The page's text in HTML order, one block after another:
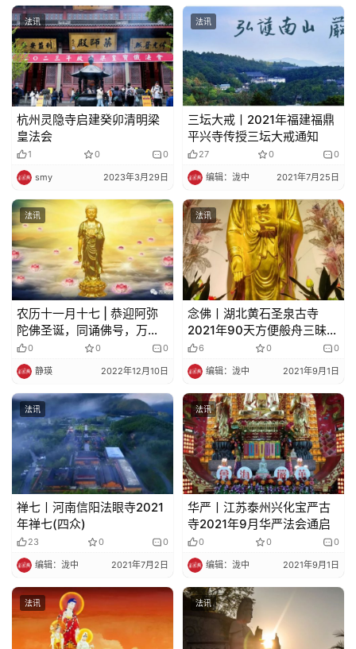
法讯
杭州灵隐寺启建癸卯清明梁
皇法会
1 0 0
smy 2023年3月29日
法讯
三坛大戒丨2021年福建福鼎
平兴寺传授三坛大戒通知
27 0 0
编辑：泷中 2021年7月25日
法讯
农历十一月十七 | 恭迎阿弥
陀佛圣诞，同诵佛号，万德
庄严
0 0 0
静瑛 2022年12月10日
法讯
念佛丨湖北黄石圣泉古寺
2021年90天方便般舟三昧念
佛法讯
6 0 0
编辑：泷中 2021年9月1日
法讯
禅七丨河南信阳法眼寺2021
年禅七(四众)
23 0 0
编辑：泷中 2021年7月2日
法讯
华严丨江苏泰州兴化宝严古
寺2021年9月华严法会通启
0 0 0
编辑：泷中 2021年9月1日
法讯 法讯